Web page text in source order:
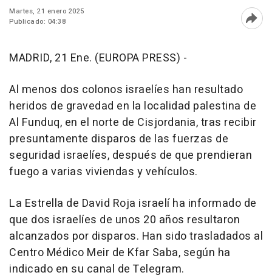
Martes, 21 enero 2025
Publicado: 04:38
MADRID, 21 Ene. (EUROPA PRESS) -
Al menos dos colonos israelíes han resultado
heridos de gravedad en la localidad palestina de
Al Funduq, en el norte de Cisjordania, tras recibir
presuntamente disparos de las fuerzas de
seguridad israelíes, después de que prendieran
fuego a varias viviendas y vehículos.
La Estrella de David Roja israelí ha informado de
que dos israelíes de unos 20 años resultaron
alcanzados por disparos. Han sido trasladados al
Centro Médico Meir de Kfar Saba, según ha
indicado en su canal de Telegram.